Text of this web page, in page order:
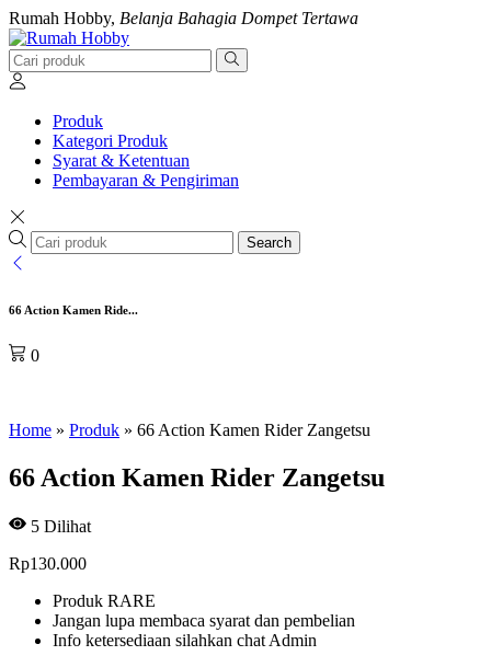
Rumah Hobby, Belanja Bahagia Dompet Tertawa
Produk
Kategori Produk
Syarat & Ketentuan
Pembayaran & Pengiriman
Search
66 Action Kamen Ride...
0
Home » Produk » 66 Action Kamen Rider Zangetsu
66 Action Kamen Rider Zangetsu
5 Dilihat
Rp130.000
Produk RARE
Jangan lupa membaca syarat dan pembelian
Info ketersediaan silahkan chat Admin